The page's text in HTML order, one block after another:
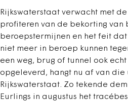
Rijkswaterstaat verwacht met
profiteren van de bekorting van
beroepstermijnen en het feit
niet meer in beroep kunnen
een weg, brug of tunnel ook
opgeleverd, hangt nu af van die
Rijkswaterstaat. Zo tekende
Eurlings in augustus het